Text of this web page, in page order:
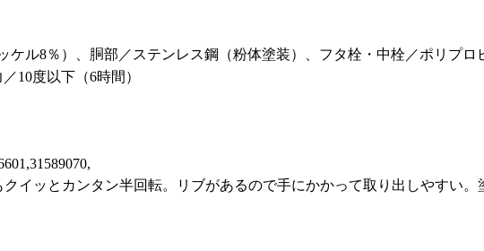
ケル8％）、胴部／ステンレス鋼（粉体塗装）、フタ栓・中栓／ポリプ
10度以下（6時間）
イッとカンタン半回転。リブがあるので手にかかって取り出しやすい